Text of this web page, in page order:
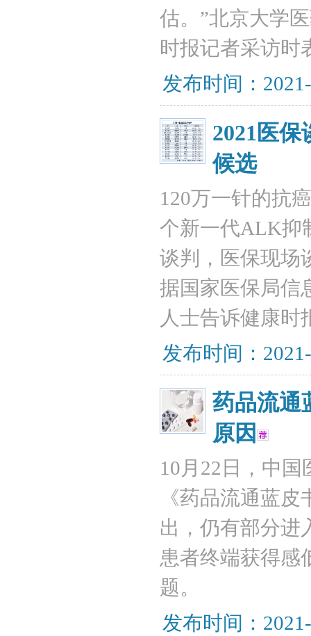
估。”北京大学
时报记者采访时
发布时间：
2021医
候选
120万一针的抗
个新一代ALK
谈判，医保现场
据国家医保局信
人士告诉健康时
发布时间：
药品流通
原因
10月22日，中
《药品流通蓝
出，仍有部分进
患者终端获得感
题。
发布时间：